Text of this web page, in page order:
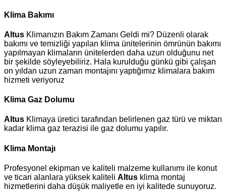
Klima Bakımı
Altus Klimanızın Bakım Zamanı Geldi mi? Düzenli olarak
bakımı ve temizliği yapılan klima ünitelerinin ömrünün bakımı
yapılmayan klimaların ünitelerden daha uzun olduğunu net
bir şekilde söyleyebiliriz. Hala kurulduğu günkü gibi çalışan
on yıldan uzun zaman montajını yaptığımız klimalara bakım
hizmeti veriyoruz
Klima Gaz Dolumu
Altus Klimaya üretici tarafından belirlenen gaz türü ve miktarı
kadar klima gaz terazisi ile gaz dolumu yapılır.
Klima Montajı
Profesyonel ekipman ve kaliteli malzeme kullanımı ile konut
ve ticari alanlara yüksek kaliteli Altus klima montaj
hizmetlerini daha düşük maliyetle en iyi kalitede sunuyoruz.